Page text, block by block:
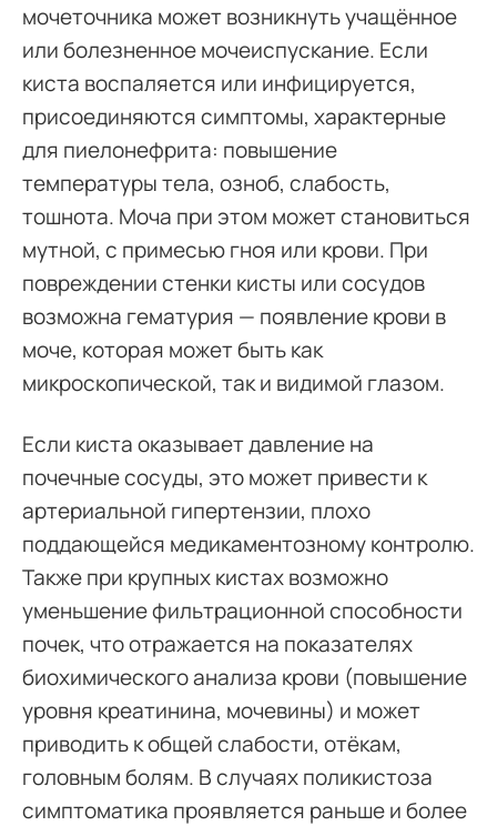
мочеточника может возникнуть учащённое
или болезненное мочеиспускание. Если
киста воспаляется или инфицируется,
присоединяются симптомы, характерные
для пиелонефрита: повышение
температуры тела, озноб, слабость,
тошнота. Моча при этом может становиться
мутной, с примесью гноя или крови. При
повреждении стенки кисты или сосудов
возможна гематурия — появление крови в
моче, которая может быть как
микроскопической, так и видимой глазом.
Если киста оказывает давление на
почечные сосуды, это может привести к
артериальной гипертензии, плохо
поддающейся медикаментозному контролю.
Также при крупных кистах возможно
уменьшение фильтрационной способности
почек, что отражается на показателях
биохимического анализа крови (повышение
уровня креатинина, мочевины) и может
приводить к общей слабости, отёкам,
головным болям. В случаях поликистоза
симптоматика проявляется раньше и более